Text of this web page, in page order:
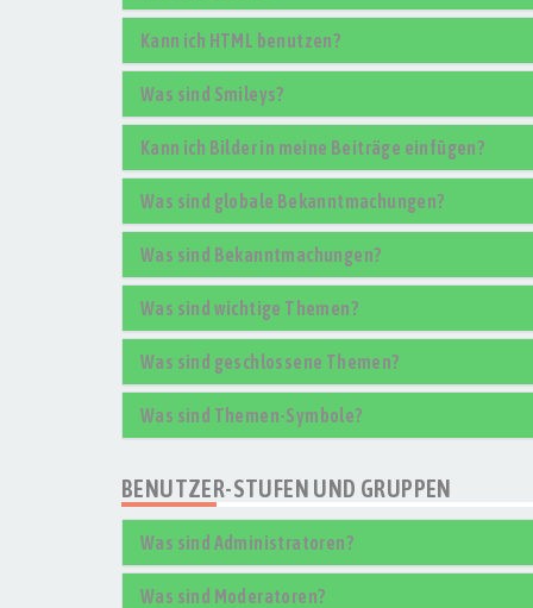
Kann ich HTML benutzen?
Was sind Smileys?
Kann ich Bilder in meine Beiträge einfügen?
Was sind globale Bekanntmachungen?
Was sind Bekanntmachungen?
Was sind wichtige Themen?
Was sind geschlossene Themen?
Was sind Themen-Symbole?
BENUTZER-STUFEN UND GRUPPEN
Was sind Administratoren?
Was sind Moderatoren?